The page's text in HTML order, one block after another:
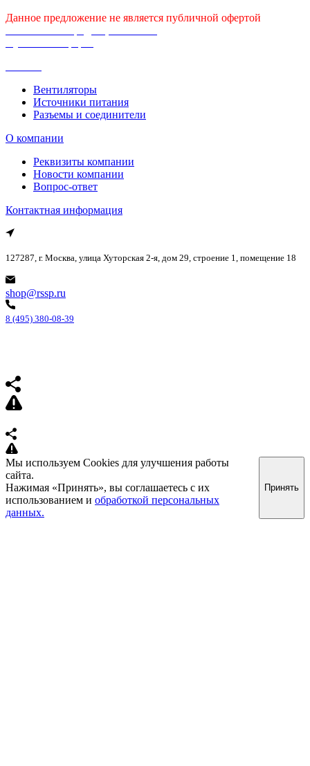
Данное предложение не является публичной офертой
Вентиляторы
Источники питания
Разъемы и соединители
О компании
Реквизиты компании
Новости компании
Вопрос-ответ
Контактная информация
127287, г. Москва, улица Хуторская 2-я, дом 29, строение 1, помещение 18
shop@rssp.ru
8 (495) 380-08-39
Мы используем Cookies для улучшения работы
сайта.
Нажимая «Принять», вы соглашаетесь с их
использованием и обработкой персональных
данных.
Принять